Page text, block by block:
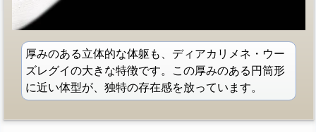
厚みのある立体的な体躯も、ディアカリメネ・ウー
ズレグイの大きな特徴です。この厚みのある円筒形
に近い体型が、独特の存在感を放っています。